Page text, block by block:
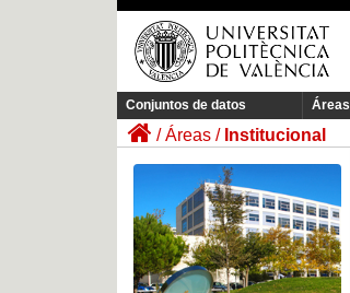
Conjuntos de datos Áreas
Áreas Institucional